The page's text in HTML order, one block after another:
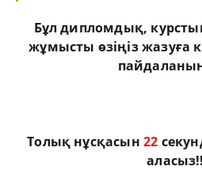
Бұлдипломдық,
жұмысты өзіңіз жазуға
Толық нұсқасын21